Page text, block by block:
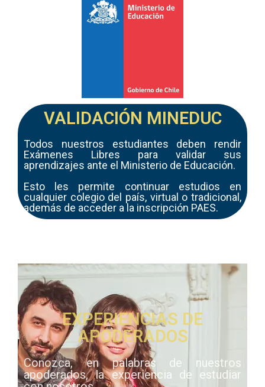
VALIDACIÓN MINEDUC
Todos nuestros estudiantes deben rendir
Exámenes Libres para validar sus
aprendizajes ante el Ministerio de Educación.
Esto les permite continuar estudios en
cualquier colegio del país, virtual o tradicional,
además de acceder a la inscripción PAES.
EXPERIENCIAS DE
APODERADOS
Conozca, en palabras de nuestros
apoderados, la experiencia de estudiar